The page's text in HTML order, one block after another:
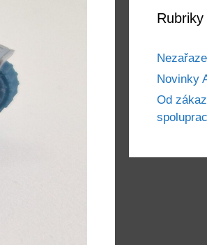
Rubriky
Novinky
Od